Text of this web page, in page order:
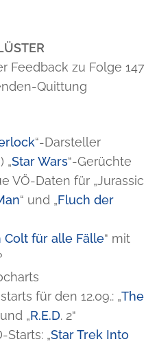
Feedback zu Folge 147
Quittung
“-Darsteller
„Star Wars“-Gerüchte
VÖ-Daten für „Jurassic
“ und „Fluch der
Colt für alle Fälle“ mit
für den 12.09.: „The
„R.E.D. 2“
Starts: „Star Trek Into